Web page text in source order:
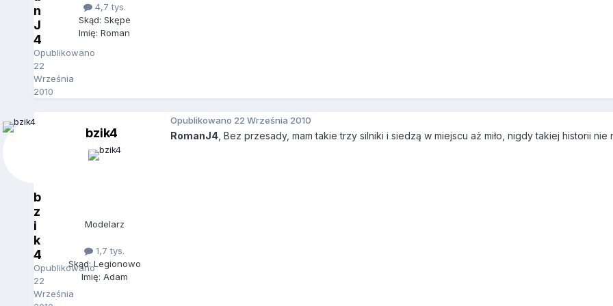
n
J
4
Opublikowano
22
Września
2010
4,7 tys.
Skąd: Skępe
Imię: Roman
b
z
i
k
4
Opublikowano
22
Września
bzik4
Modelarz
1,7 tys.
Skąd: Legionowo
Imię: Adam
Opublikowano 22 Września 2010
RomanJ4, Bez przesady, mam takie trzy silniki i siedzą w miejscu aż miło, nigdy takiej historii nie